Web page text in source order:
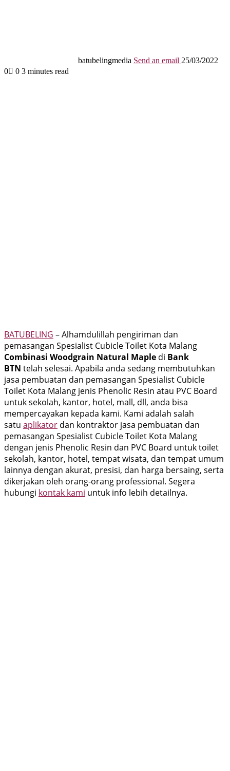
batubelingmedia Send an email 25/03/2022
0
0 3 minutes read
BATUBELING – Alhamdulillah pengiriman dan
pemasangan Spesialist Cubicle Toilet Kota Malang
Combinasi Woodgrain Natural Maple di Bank
BTN telah selesai. Apabila anda sedang membutuhkan
jasa pembuatan dan pemasangan Spesialist Cubicle
Toilet Kota Malang jenis Phenolic Resin atau PVC Board
untuk sekolah, kantor, hotel, mall, dll, anda bisa
mempercayakan kepada kami. Kami adalah salah
satu aplikator dan kontraktor jasa pembuatan dan
pemasangan Spesialist Cubicle Toilet Kota Malang
dengan jenis Phenolic Resin dan PVC Board untuk toilet
sekolah, kantor, hotel, tempat wisata, dan tempat umum
lainnya dengan akurat, presisi, dan harga bersaing, serta
dikerjakan oleh orang-orang professional. Segera
hubungi kontak kami untuk info lebih detailnya.